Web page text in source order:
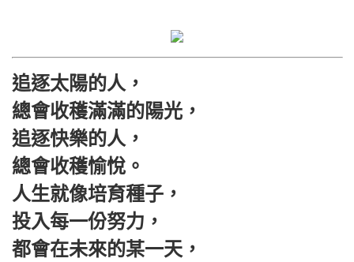
追逐太陽的人，
總會收穫滿滿的陽光，
追逐快樂的人，
總會收穫愉悅。
人生就像培育種子，
投入每一份努力，
都會在未來的某一天，